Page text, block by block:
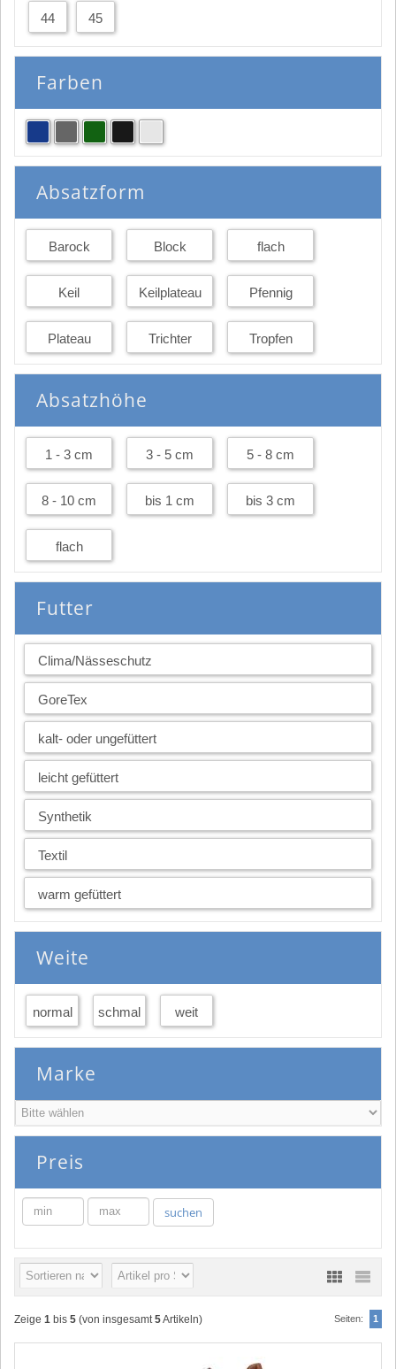
44 45
Farben
Absatzform
Barock Block flach
Keil Keilplateau Pfennig
Plateau Trichter Tropfen
Absatzhöhe
1 - 3 cm 3 - 5 cm 5 - 8 cm
8 - 10 cm bis 1 cm bis 3 cm
flach
Futter
Clima/Nässeschutz
GoreTex
kalt- oder ungefüttert
leicht gefüttert
Synthetik
Textil
warm gefüttert
Weite
normal schmal weit
Marke
Preis
min max suchen
Zeige 1 bis 5 (von insgesamt 5Artikeln) Seiten: 1